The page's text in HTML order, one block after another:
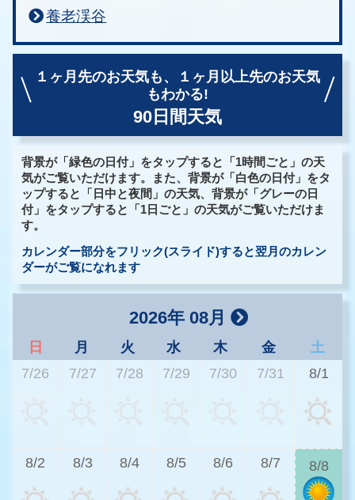
養老渓谷
１ヶ月先のお天気も、
１ヶ月以上先のお天気
もわかる!
90日間天気
背景が「緑色の日付」をタップすると「1時間ごと」の天
気がご覧いただけます。また、背景が「白色の日付」をタ
ップすると「日中と夜間」の天気、背景が「グレーの日
付」をタップすると「1日ごと」の天気がご覧いただけま
す。
カレンダー部分をフリック(スライド)すると翌月のカレン
ダーがご覧になれます
2026年 08月
日 月 火 水 木 金
土
7/26
7/27 7/28 7/29 7/30 7/31 8/1
8/2 8/3 8/4 8/5 8/6 8/7 8/8